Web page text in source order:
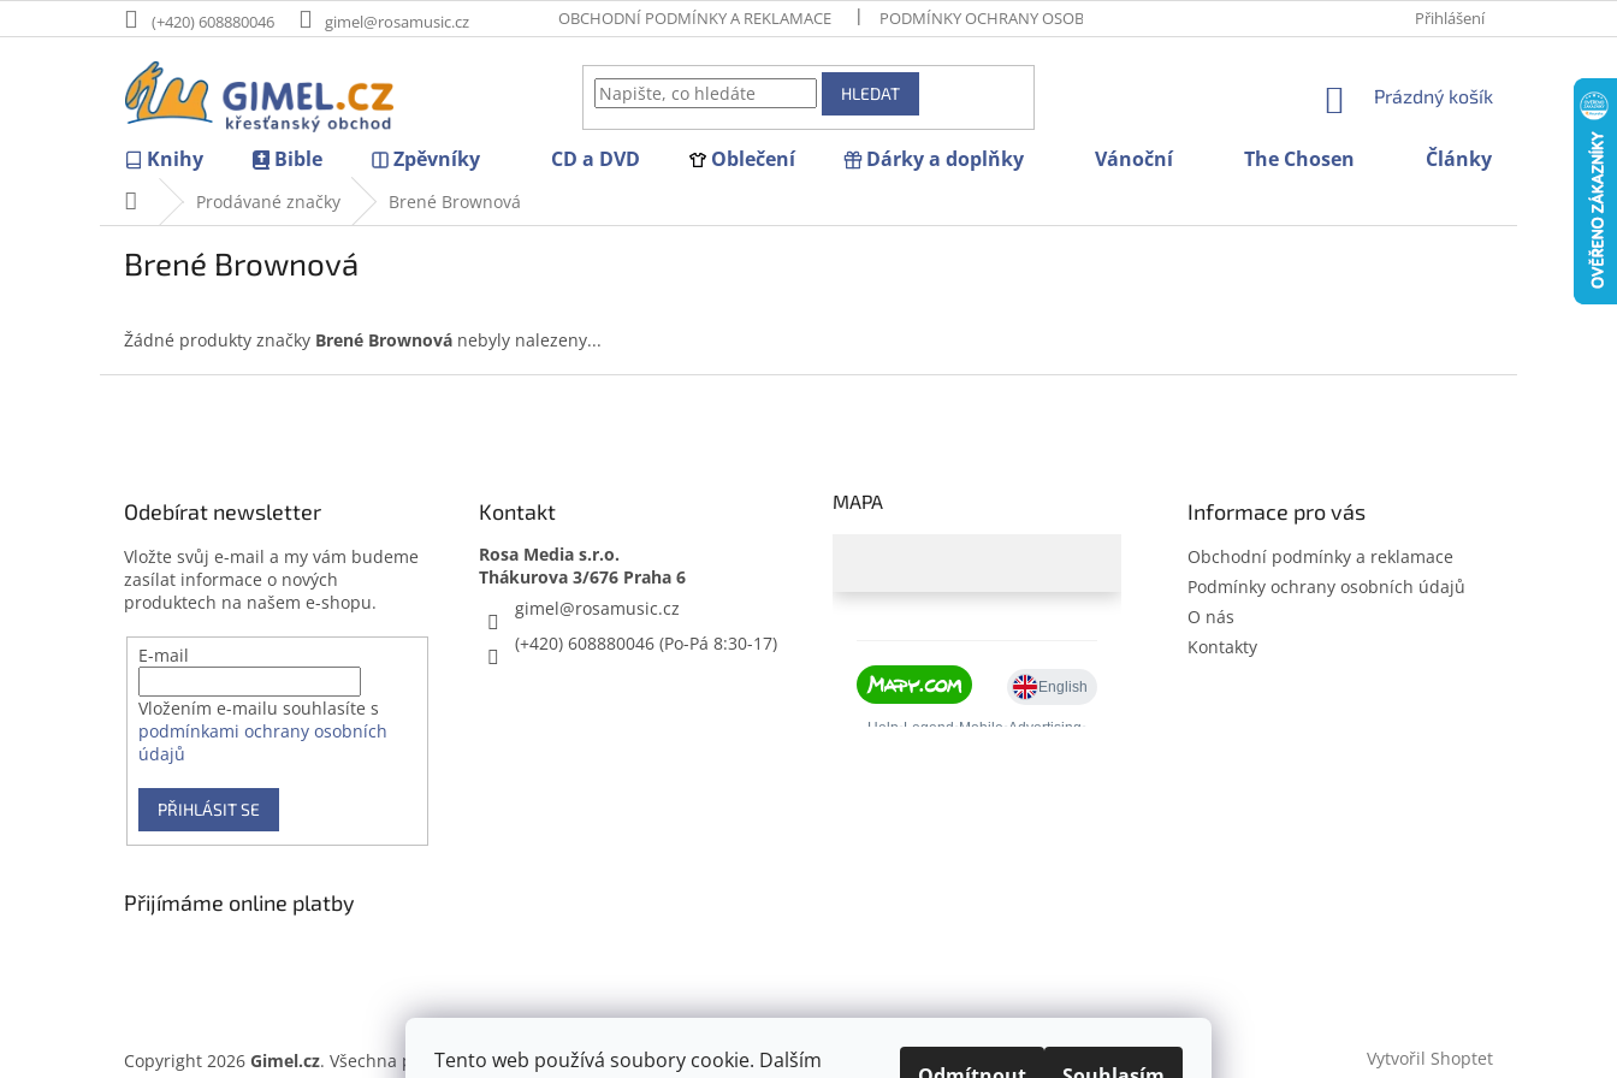
Tento web používá soubory cookie. Dalším
na
(+420) 608880046 gimel@rosamusic.cz OBCHODNÍ PODMÍNKY A REKLAMACE PODMÍNKY OCHRANY OSOBNÍCH ÚDAJŮ Přihlášení
HLEDAT
NÁKUPNÍ
Prázdný košík
Knihy Bible Zpěvníky CD a DVD Oblečení Dárky a doplňky Vánoční The Chosen Články
Domů Prodávané značky Brené Brownová
Brené Brownová
Žádné produkty značky Brené Brownová nebyly nalezeny...
Odebírat newsletter
Vložte svůj e-mail a my vám budeme
zasílat informace o nových
produktech na našem e-shopu.
E-mail
Vložením e-mailu souhlasíte s
podmínkami ochrany osobních
údajů
PŘIHLÁSIT SE
Kontakt
Rosa Media s.r.o.
gimel@rosamusic.cz
(+420) 608880046
MAPA Informace pro vás
Obchodní podmínky a reklamace
Podmínky ochrany osobních údajů
O nás
Kontakty
Přijímáme online platby
Vytvořil Shoptet
Copyright 2026 Gimel.cz. Všechna práva vyhrazena.Upravit nastavení cookies